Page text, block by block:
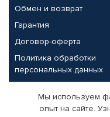
Обмен и возврат
Гарантия
Договор-оферта
Политика обработки
персональных данных
Партнерам
Мы используем
опыт на сайте.